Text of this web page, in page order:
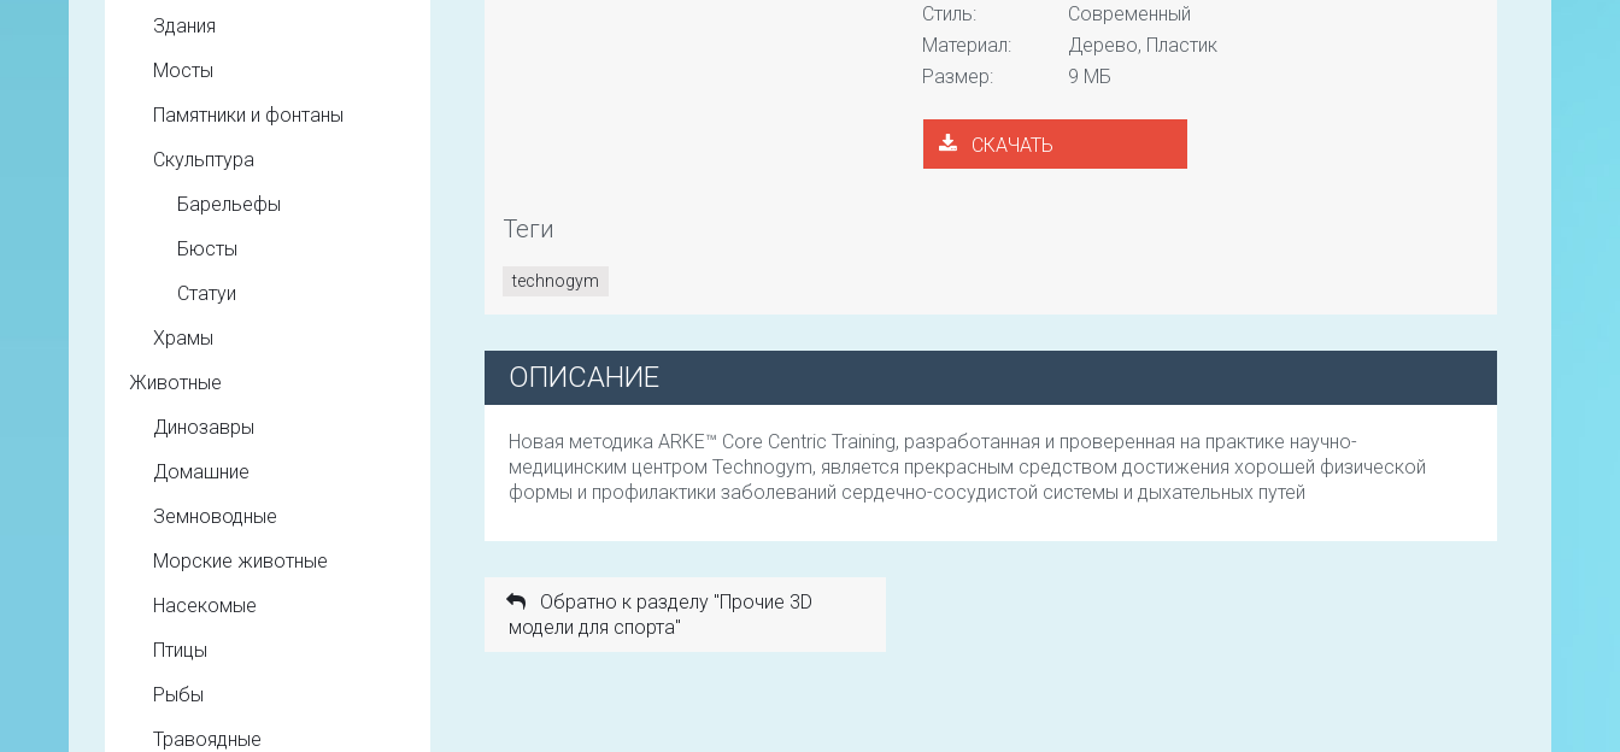
Стиль:
Современный
Материал:
Дерево, Пластик
Размер:
9 МБ
СКАЧАТЬ
Теги
technogym
ОПИСАНИЕ
Новая методика ARKE™ Core Centric Training, разработанная и проверенная на практике научно-
медицинским центром Technogym, является прекрасным средством достижения хорошей физической
формы и профилактики заболеваний сердечно-сосудистой системы и дыхательных путей
Обратно к разделу "Прочие 3D
модели для спорта"
Здания
Мосты
Памятники и фонтаны
Скульптура
Барельефы
Бюсты
Статуи
Храмы
Животные
Динозавры
Домашние
Земноводные
Морские животные
Насекомые
Птицы
Рыбы
Травоядные